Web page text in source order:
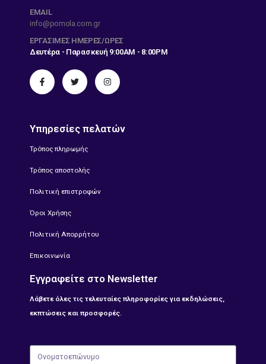
EMAIL
info@pomola.com.gr
ΕΡΓΆΣΙΜΕΣ ΗΜΈΡΕΣ/ΏΡΕΣ
Δευτέρα - Παρασκευή 9:00AM - 8:00PM
Υπηρεσίες πελατών
Τρόπος πληρωμής
Τρόπος αποστολής
Πολιτική επιστροφών
Όροι Χρήσης
Πολιτική Απορρήτου
Επικοινωνία
Εγγραφείτε στο Newsletter
Λάβετε όλες τις τελευταίες πληροφορίες για εκδηλώσεις,
εκπτώσεις και προσφορές.